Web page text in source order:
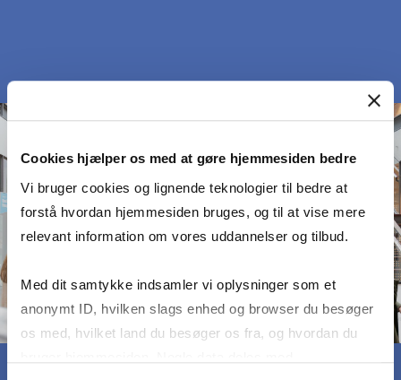
Cookies hjælper os med at gøre hjemmesiden bedre
Vi bruger cookies og lignende teknologier til bedre at
forstå hvordan hjemmesiden bruges, og til at vise mere
relevant information om vores uddannelser og tilbud.
Med dit samtykke indsamler vi oplysninger som et
anonymt ID, hvilken slags enhed og browser du besøger
os med, hvilket land du besøger os fra, og hvordan du